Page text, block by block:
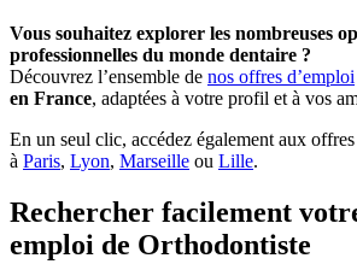
Vous souhaitez explorer les nombreuses
professionnelles du monde dentaire ?
Découvrez l’ensemble de nos offres d’emploi
en France, adaptées à votre profil et à vos
En un seul clic, accédez également aux
à Paris, Lyon, Marseille ou Lille.
Rechercher facilement
emploi de Orthodontiste